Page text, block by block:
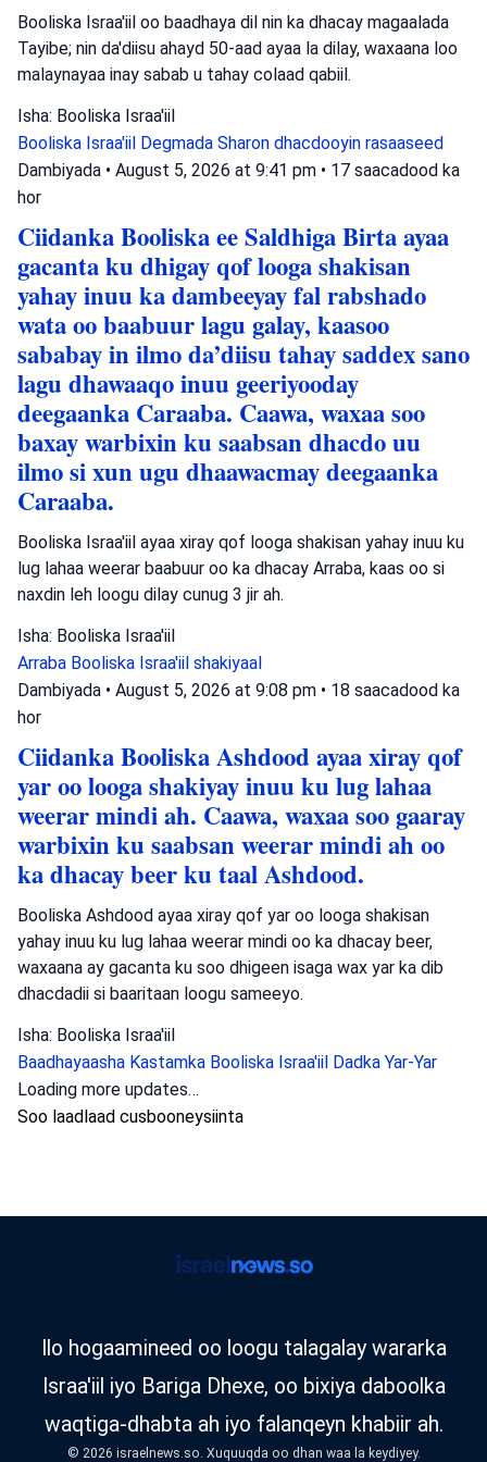
Booliska Israa'iil oo baadhaya dil nin ka dhacay magaalada
Tayibe; nin da'diisu ahayd 50-aad ayaa la dilay, waxaana loo
malaynayaa inay sabab u tahay colaad qabiil.
Isha: Booliska Israa'iil
Booliska Israa'iil Degmada Sharon dhacdooyin rasaaseed
Dambiyada • August 5, 2026 at 9:41 pm • 17 saacadood ka
hor
Ciidanka Booliska ee Saldhiga Birta ayaa
gacanta ku dhigay qof looga shakisan
yahay inuu ka dambeeyay fal rabshado
wata oo baabuur lagu galay, kaasoo
sababay in ilmo da’diisu tahay saddex sano
lagu dhawaaqo inuu geeriyooday
deegaanka Caraaba. Caawa, waxaa soo
baxay warbixin ku saabsan dhacdo uu
ilmo si xun ugu dhaawacmay deegaanka
Caraaba.
Booliska Israa'iil ayaa xiray qof looga shakisan yahay inuu ku
lug lahaa weerar baabuur oo ka dhacay Arraba, kaas oo si
naxdin leh loogu dilay cunug 3 jir ah.
Isha: Booliska Israa'iil
Arraba Booliska Israa'iil shakiyaal
Dambiyada • August 5, 2026 at 9:08 pm • 18 saacadood ka
hor
Ciidanka Booliska Ashdood ayaa xiray qof
yar oo looga shakiyay inuu ku lug lahaa
weerar mindi ah. Caawa, waxaa soo gaaray
warbixin ku saabsan weerar mindi ah oo
ka dhacay beer ku taal Ashdood.
Booliska Ashdood ayaa xiray qof yar oo looga shakisan
yahay inuu ku lug lahaa weerar mindi oo ka dhacay beer,
waxaana ay gacanta ku soo dhigeen isaga wax yar ka dib
dhacdadii si baaritaan loogu sameeyo.
Isha: Booliska Israa'iil
Baadhayaasha Kastamka Booliska Israa'iil Dadka Yar-Yar
Arrimaheeda Sharciga • August 5, 2026 at 8:04 pm
saacadood ka hor
eedeymo ku saabsan kufsi ka dhacay
Laba qof oo loo tuhunsan yahay inay ku
xiray.
Booliska Israa'iil ayaa xiray laba qof oo loo haysto cabasho
kufsi ah oo ka timid xaflad ka dhacday waqooyiga dalka,
waxaana la codsaday in la sii hayo.